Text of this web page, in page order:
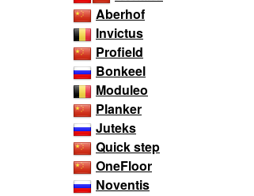
Aberhof
Invictus
Profield
Bonkeel
Moduleo
Planker
Juteks
Quick step
OneFloor
Noventis